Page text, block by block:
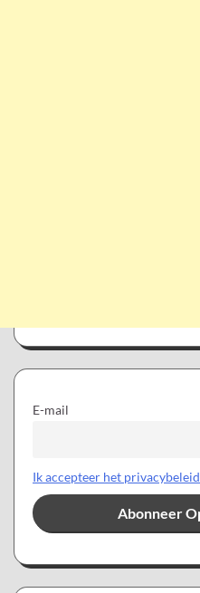
E-mail
Ik accepteer het privacybeleid